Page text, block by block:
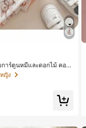
าร์ตูนหมีและดอกไม้ คอก
บาย สวมใส่สบาย
ญิง